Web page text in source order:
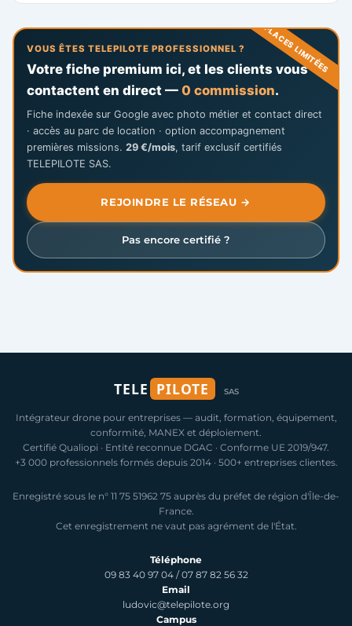
PLACES LIMITÉES
VOUS ÊTES TELEPILOTE PROFESSIONNEL ?
Votre fiche premium ici, et les clients vous
contactent en direct — 0 commission.
Fiche indexée sur Google avec photo métier et contact direct
· accès au parc de location · option accompagnement
premières missions. 29 €/mois, tarif exclusif certifiés
TELEPILOTE SAS.
REJOINDRE LE RÉSEAU →
Pas encore certifié ?
TELE PILOTE SAS
Intégrateur drone pour entreprises — audit, formation, équipement,
conformité, MANEX et déploiement.
Certifié Qualiopi · Entité reconnue DGAC · Conforme UE 2019/947.
+3 000 professionnels formés depuis 2014 · 500+ entreprises clientes.
Enregistré sous le n° 11 75 51962 75 auprès du préfet de région d'Île-de-
France.
Cet enregistrement ne vaut pas agrément de l'État.
Téléphone
09 83 40 97 04 /07 87 82 56 32
Email
ludovic@telepilote.org
Campus